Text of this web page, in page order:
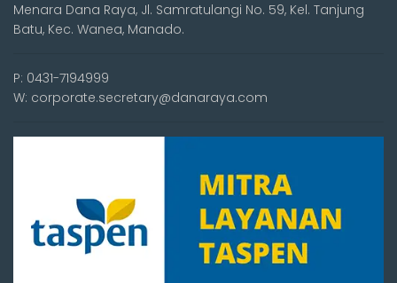
Menara Dana Raya, Jl. Samratulangi No. 59, Kel. Tanjung
Batu, Kec. Wanea, Manado.
P: 0431-7194999
W: corporate.secretary@danaraya.com